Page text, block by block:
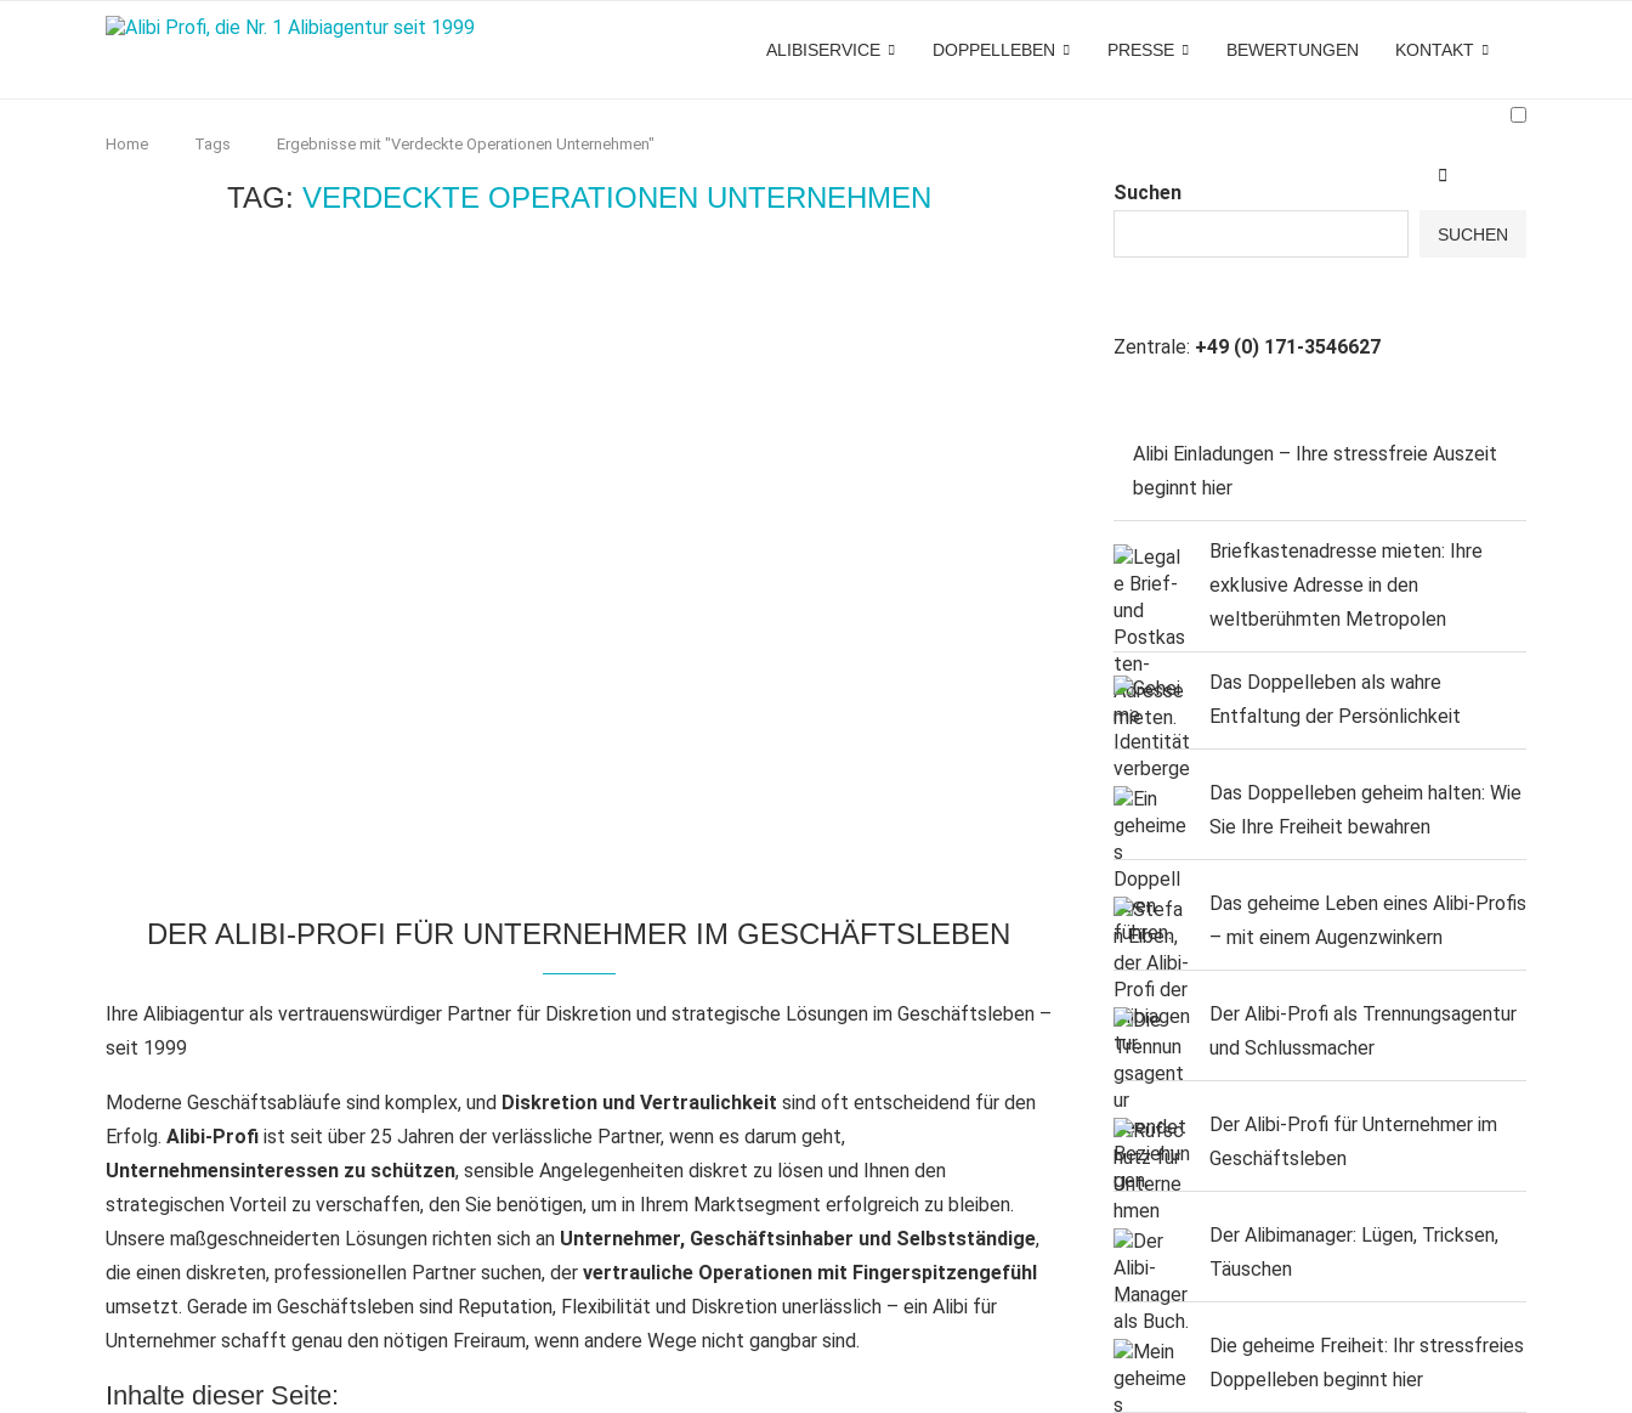
ALIBISERVICE DOPPELLEBEN PRESSE BEWERTUNGEN KONTAKT
Home Tags Ergebnisse mit "Verdeckte Operationen Unternehmen"
TAG: VERDECKTE OPERATIONEN UNTERNEHMEN
DER ALIBI-PROFI FÜR UNTERNEHMER IM GESCHÄFTSLEBEN
Ihre Alibiagentur als vertrauenswürdiger Partner für Diskretion und strategische Lösungen im Geschäftsleben –
seit 1999
Moderne Geschäftsabläufe sind komplex, und Diskretion und Vertraulichkeit sind oft entscheidend für den
Erfolg. Alibi-Profi ist seit über 25 Jahren der verlässliche Partner, wenn es darum geht,
Unternehmensinteressen zu schützen, sensible Angelegenheiten diskret zu lösen und Ihnen den
strategischen Vorteil zu verschaffen, den Sie benötigen, um in Ihrem Marktsegment erfolgreich zu bleiben.
Unsere maßgeschneiderten Lösungen richten sich an Unternehmer, Geschäftsinhaber und Selbstständige,
die einen diskreten, professionellen Partner suchen, der vertrauliche Operationen mit Fingerspitzengefühl
umsetzt. Gerade im Geschäftsleben sind Reputation, Flexibilität und Diskretion unerlässlich – ein Alibi für
Unternehmer schafft genau den nötigen Freiraum, wenn andere Wege nicht gangbar sind.
Inhalte dieser Seite:
Suchen
SUCHEN
Zentrale: +49 (0) 171-3546627
Alibi Einladungen – Ihre stressfreie Auszeit
beginnt hier
Briefkastenadresse mieten: Ihre
exklusive Adresse in den
weltberühmten Metropolen
Das Doppelleben als wahre
Entfaltung der Persönlichkeit
Das Doppelleben geheim halten: Wie
Sie Ihre Freiheit bewahren
Das geheime Leben eines Alibi-Profis
– mit einem Augenzwinkern
Der Alibi-Profi als Trennungsagentur
und Schlussmacher
Der Alibi-Profi für Unternehmer im
Geschäftsleben
Der Alibimanager: Lügen, Tricksen,
Täuschen
Die geheime Freiheit: Ihr stressfreies
Doppelleben beginnt hier